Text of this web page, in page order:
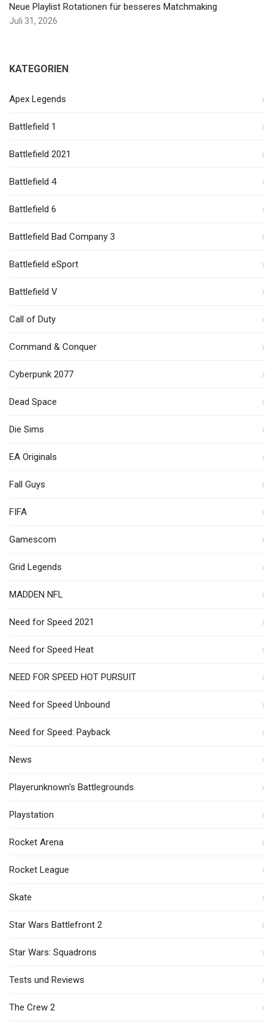
Neue Playlist Rotationen für besseres Matchmaking
Juli 31, 2026
KATEGORIEN
Apex Legends
Battlefield 1
Battlefield 2021
Battlefield 4
Battlefield 6
Battlefield Bad Company 3
Battlefield eSport
Battlefield V
Call of Duty
Command & Conquer
Cyberpunk 2077
Dead Space
Die Sims
EA Originals
Fall Guys
FIFA
Gamescom
Grid Legends
MADDEN NFL
Need for Speed 2021
Need for Speed Heat
NEED FOR SPEED HOT PURSUIT
Need for Speed Unbound
Need for Speed: Payback
News
Playerunknown's Battlegrounds
Playstation
Rocket Arena
Rocket League
Skate
Star Wars Battlefront 2
Star Wars: Squadrons
Tests und Reviews
The Crew 2